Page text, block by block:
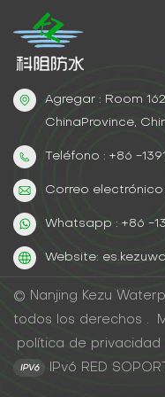
partícula de 50 nm)
Datos de verificación
acelerado que simula
muestras de lodo
de 300 ciclos secos
de 2.000 horas de
Agregar : Room
ChinaProvince,
Teléfono : +86 -
Correo electrónico
Whatsapp : +86 -
Website:
© Nanjing Kezu
todos los derechos .
política de privacidad
IPv6 RED